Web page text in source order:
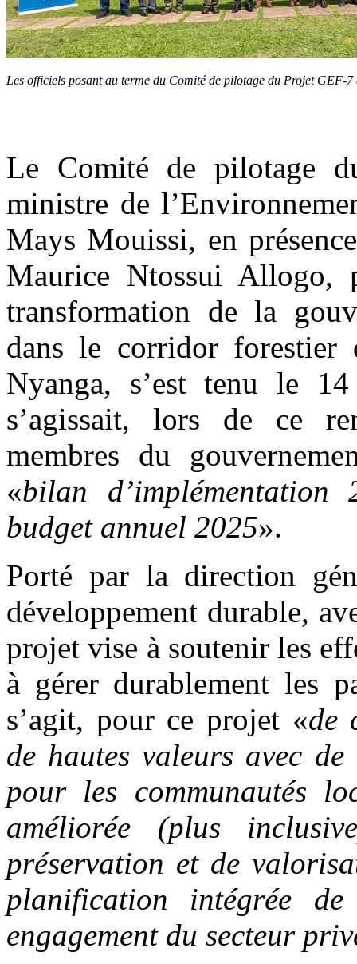
Les officiels posant au terme du Comité de pilotage du Projet GEF-
Le Comité de pilotage
ministre de
Mays Mouissi, en
Maurice Ntossui
transformation de la
dans le corridor forestier
Nyanga, s’est tenu le
s’agissait, lors de ce
membres du
«bilan
budget annuel 2025».
Porté par la direction
développement durable,
projet vise à soutenir les
à gérer durablement les
s’agit, pour ce projet «de
de hautes valeurs avec
pour les communautés
améliorée (plus
préservation et de
planification intégrée
engagement du secteur